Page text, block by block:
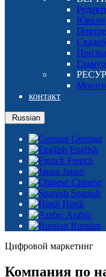
контакт
Russian
German
English
French
Japan
Chinese
Spanish
Hindi
Arabic
Russian
Цифровой маркетинг
Компания по